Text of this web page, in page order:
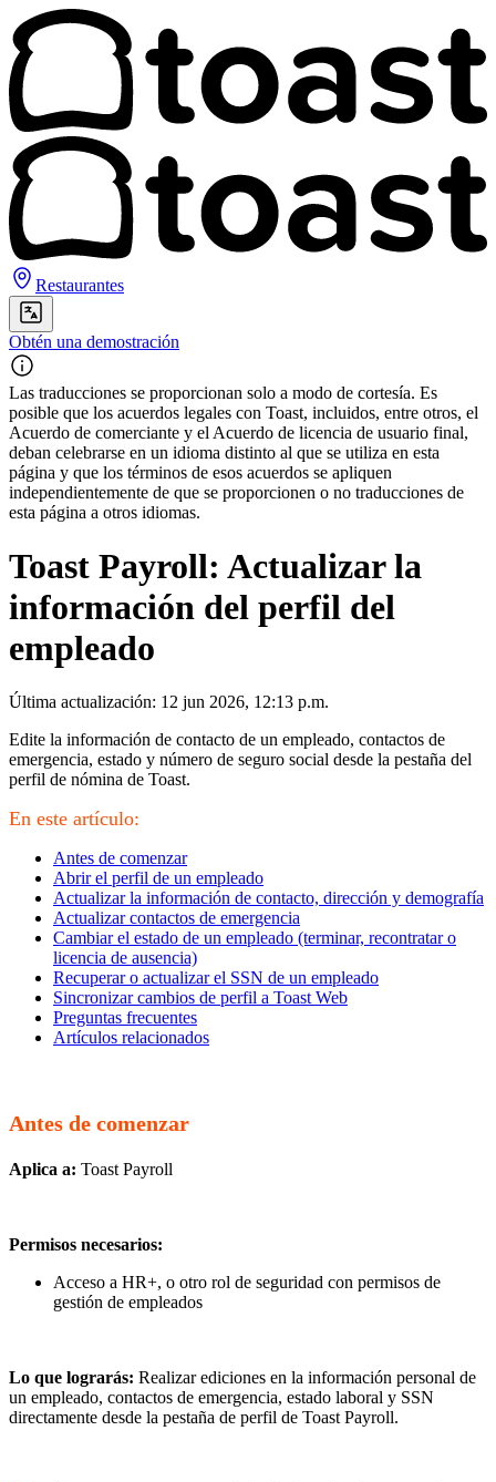
Restaurantes
Obtén una demostración
Las traducciones se proporcionan solo a modo de cortesía. Es
posible que los acuerdos legales con Toast, incluidos, entre otros, el
Acuerdo de comerciante y el Acuerdo de licencia de usuario final,
deban celebrarse en un idioma distinto al que se utiliza en esta
página y que los términos de esos acuerdos se apliquen
independientemente de que se proporcionen o no traducciones de
esta página a otros idiomas.
Toast Payroll: Actualizar la
información del perfil del
empleado
Última actualización: 12 jun 2026, 12:13 p.m.
Edite la información de contacto de un empleado, contactos de
emergencia, estado y número de seguro social desde la pestaña del
perfil de nómina de Toast.
En este artículo:
Antes de comenzar
Abrir el perfil de un empleado
Actualizar la información de contacto, dirección y demografía
Actualizar contactos de emergencia
Cambiar el estado de un empleado (terminar, recontratar o
licencia de ausencia)
Recuperar o actualizar el SSN de un empleado
Sincronizar cambios de perfil a Toast Web
Preguntas frecuentes
Artículos relacionados
Antes de comenzar
Aplica a: Toast Payroll
Permisos necesarios:
Acceso a HR+, o otro rol de seguridad con permisos de
gestión de empleados
Lo que lograrás: Realizar ediciones en la información personal de
un empleado, contactos de emergencia, estado laboral y SSN
directamente desde la pestaña de perfil de Toast Payroll.